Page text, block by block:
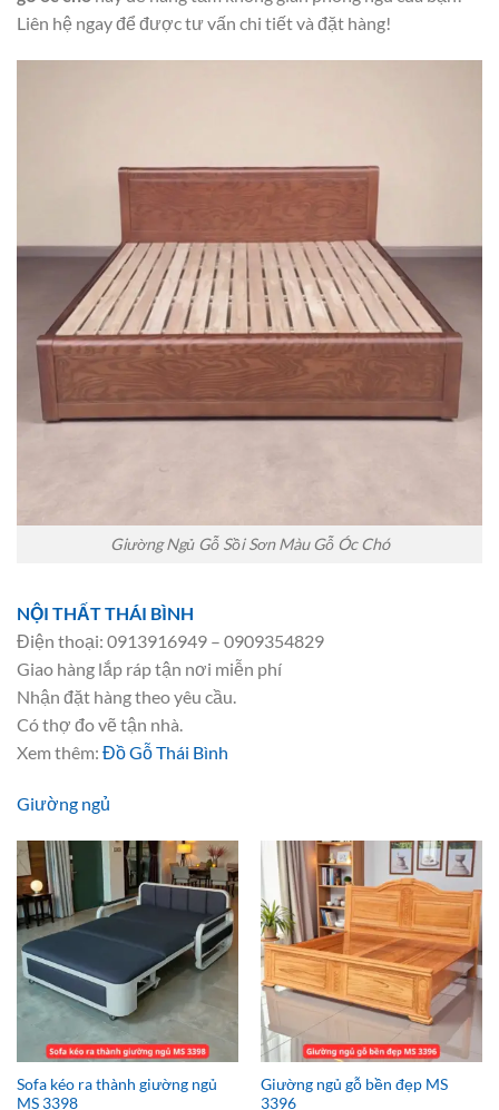
Liên hệ ngay để được tư vấn chi tiết và đặt hàng!
Giường Ngủ Gỗ Sồi Sơn Màu Gỗ Óc Chó
NỘI THẤT THÁI BÌNH
Điện thoại: 0913916949 – 0909354829
Giao hàng lắp ráp tận nơi miễn phí
Nhận đặt hàng theo yêu cầu.
Có thợ đo vẽ tận nhà.
Xem thêm: Đồ Gỗ Thái Bình
Giường ngủ
Sofa kéo ra thành giường ngủ
MS 3398
Giường ngủ gỗ bền đẹp MS
3396